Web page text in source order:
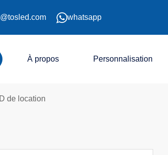
whatsapp
À propos Personnalisation
de location